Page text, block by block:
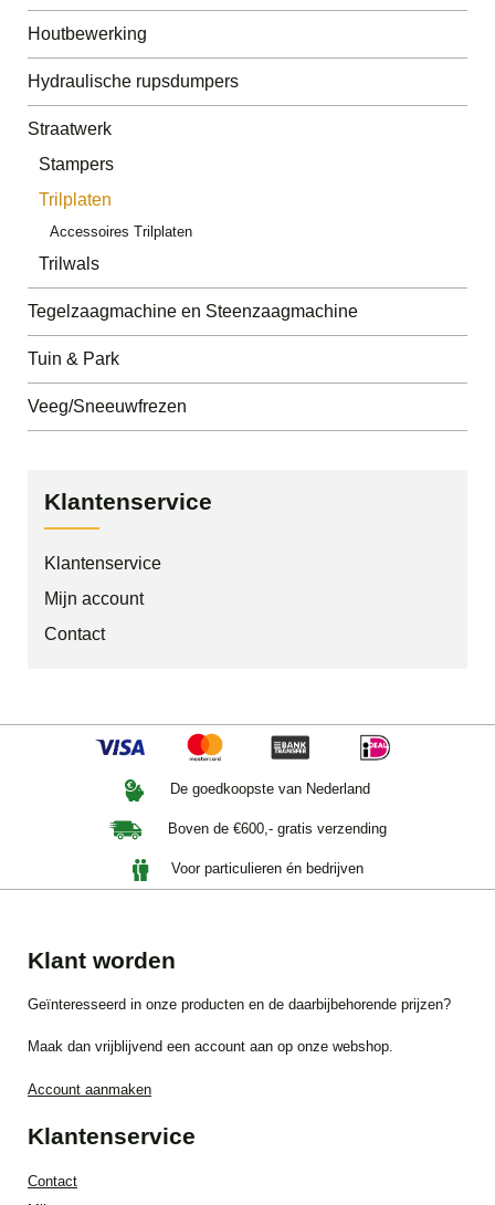
Houtbewerking
Hydraulische rupsdumpers
Straatwerk
Stampers
Trilplaten
Accessoires Trilplaten
Trilwals
Tegelzaagmachine en Steenzaagmachine
Tuin & Park
Veeg/Sneeuwfrezen
Klantenservice
Klantenservice
Mijn account
Contact
De goedkoopste van Nederland
Boven de €600,- gratis verzending
Voor particulieren én bedrijven
Klant worden
Geïnteresseerd in onze producten en de daarbijbehorende prijzen?
Maak dan vrijblijvend een account aan op onze webshop.
Account aanmaken
Klantenservice
Contact